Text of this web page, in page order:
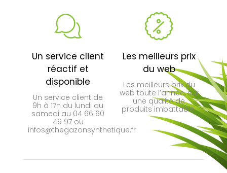
Un service client
réactif et
disponible
Un service client de
9h à 17h du lundi au
samedi au 04 66 60
49 97 ou
infos@thegazonsynthetique.fr
Les meilleurs prix
du web
Les meilleurs prix du
web toute l’année, sur
une qualité de
produits imbattable.